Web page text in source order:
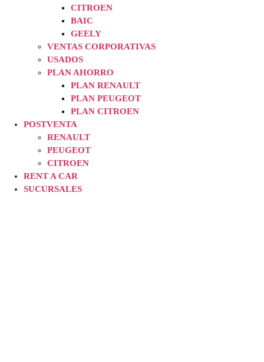
CITROEN
BAIC
GEELY
VENTAS CORPORATIVAS
USADOS
PLAN AHORRO
PLAN RENAULT
PLAN PEUGEOT
PLAN CITROEN
POSTVENTA
RENAULT
PEUGEOT
CITROEN
RENT A CAR
SUCURSALES